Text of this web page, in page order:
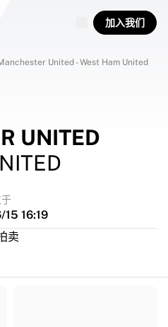
加入我们
United - West Ham United
UNITED
16:19
卖